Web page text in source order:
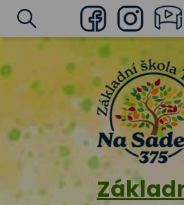
FacebookInstagram